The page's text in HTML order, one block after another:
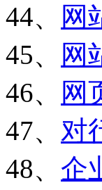
44、
网
45、
网
46、
网
47、 对
48、 企